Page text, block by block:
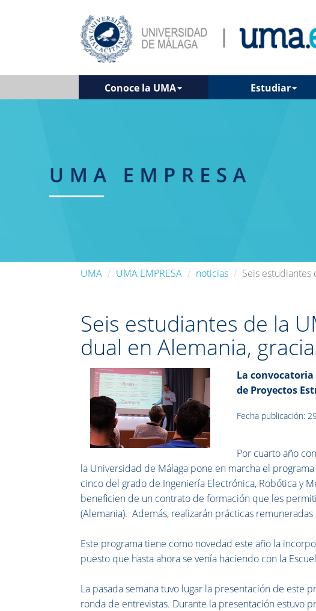
Conoce la UMA Estudiar
UMA UMA EMPRESA noticias Seis estudiantes
Seis estudiantes de la
dual en Alemania,
La convocatoria
de Proyectos
Fecha publicación:
Por cuarto año
la Universidad de Málaga pone en marcha el
cinco del grado de Ingeniería Electrónica, Robótica y
beneficien de un contrato de formación que les
(Alemania). Además, realizarán prácticas
Este programa tiene como novedad este año la
puesto que hasta ahora se venía haciendo con la
La pasada semana tuvo lugar la presentación de este
ronda de entrevistas. Durante la presentación estuvo